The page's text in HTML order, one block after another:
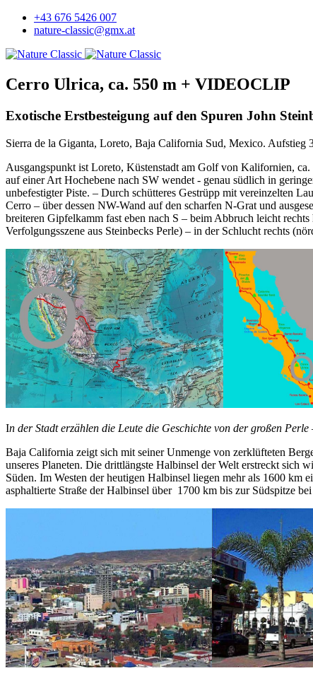
+43 676 5426 007
nature-classic@gmx.at
Cerro Ulrica, ca. 550 m + VIDEOCLIP
Exotische Erstbesteigung auf den Spuren John
Sierra de la Giganta, Loreto, Baja California Sud, Mexico. Aufstieg
Ausgangspunkt ist Loreto, Küstenstadt am Golf von Kalifornien,
auf einer Art Hochebene nach SW wendet - genau südlich in
unbefestigter Piste. – Durch schütteres Gestrüpp mit vereinzelten
Cerro – über dessen NW-Wand auf den scharfen N-Grat und
breiteren Gipfelkamm fast eben nach S – beim Abbruch leicht
Verfolgungsszene aus Steinbecks Perle) – in der Schlucht rechts
In der Stadt erzählen die Leute die Geschichte von der großen
Baja California zeigt sich mit seiner Unmenge von zerklüfteten
unseres Planeten. Die drittlängste Halbinsel der Welt erstreckt sich
Süden. Im Westen der heutigen Halbinsel liegen mehr als 1600
asphaltierte Straße der Halbinsel über 1700 km bis zur Südspitze